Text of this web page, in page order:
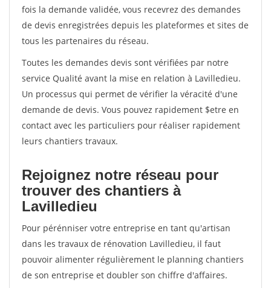
fois la demande validée, vous recevrez des demandes
de devis enregistrées depuis les plateformes et sites de
tous les partenaires du réseau.
Toutes les demandes devis sont vérifiées par notre
service Qualité avant la mise en relation à Lavilledieu.
Un processus qui permet de vérifier la véracité d'une
demande de devis. Vous pouvez rapidement $etre en
contact avec les particuliers pour réaliser rapidement
leurs chantiers travaux.
Rejoignez notre réseau pour
trouver des chantiers à
Lavilledieu
Pour pérénniser votre entreprise en tant qu'artisan
dans les travaux de rénovation Lavilledieu, il faut
pouvoir alimenter régulièrement le planning chantiers
de son entreprise et doubler son chiffre d'affaires.